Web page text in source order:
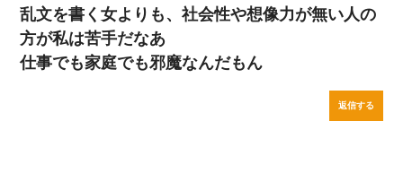
乱文を書く女よりも、社会性や想像力が無い人の
方が私は苦手だなあ
仕事でも家庭でも邪魔なんだもん
返信する